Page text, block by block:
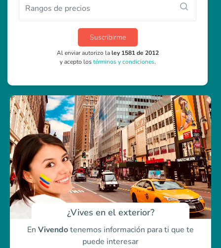
Rangos de precios
Suscribirme
Al enviar autorizo laley 1581 de 2012
y acepto lostérminos y condiciones.
¿Vives en el exterior?
En Vivendotenemos información para ti que te
puede interesar